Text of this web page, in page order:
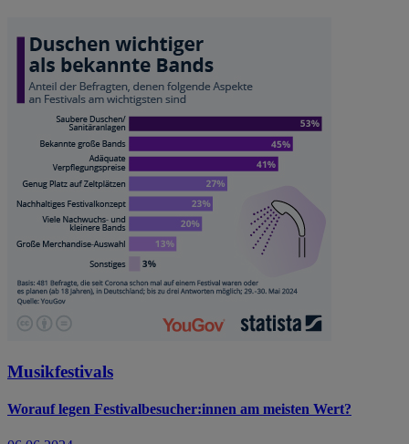
Musikfestivals
Worauf legen Festivalbesucher:innen am meisten Wert?